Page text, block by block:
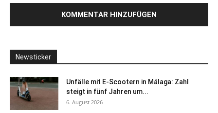
Newsticker
Unfälle mit E-Scootern in Málaga: Zahl
steigt in fünf Jahren um...
6. August 2026